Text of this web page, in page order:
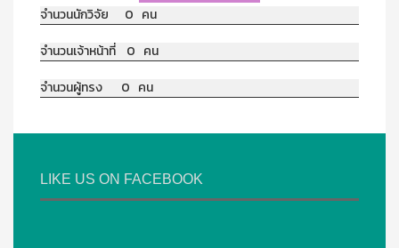
จำนวนนักวิจัย 0 คน
จำนวนเจ้าหน้าที่ 0 คน
จำนวนผู้ทรง 0 คน
LIKE US ON FACEBOOK